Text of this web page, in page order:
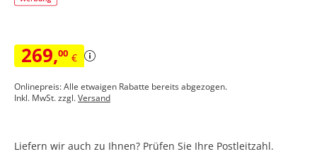
269,00 €
Onlinepreis: Alle etwaigen Rabatte bereits abgezogen.
Inkl. MwSt. zzgl.Versand
Liefern wir auch zu Ihnen? Prüfen Sie Ihre Postleitzahl.